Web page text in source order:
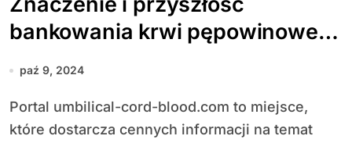
bankowania krwi pępowinowej
dla zdrowia dzieci
paź 9, 2024
Portal umbilical-cord-blood.com to miejsce,
które dostarcza cennych informacji na temat